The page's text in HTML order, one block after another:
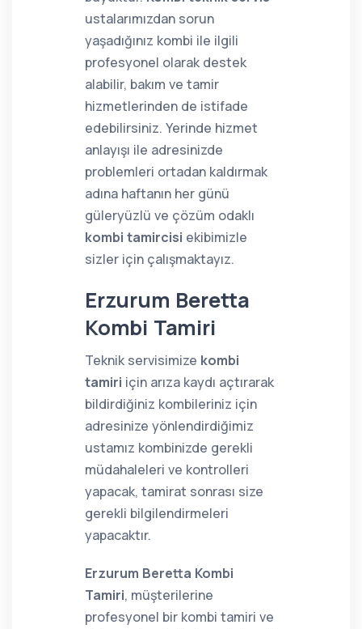
ustalarımızdan sorun
yaşadığınız kombi ile ilgili
profesyonel olarak destek
alabilir, bakım ve tamir
hizmetlerinden de istifade
edebilirsiniz. Yerinde hizmet
anlayışı ile adresinizde
problemleri ortadan kaldırmak
adına haftanın her günü
güleryüzlü ve çözüm odaklı
kombi tamircisi ekibimizle
sizler için çalışmaktayız.
Erzurum Beretta
Kombi Tamiri
Teknik servisimize kombi
tamiri için arıza kaydı açtırarak
bildirdiğiniz kombileriniz için
adresinize yönlendirdiğimiz
ustamız kombinizde gerekli
müdahaleleri ve kontrolleri
yapacak, tamirat sonrası size
gerekli bilgilendirmeleri
yapacaktır.
Erzurum Beretta Kombi
Tamiri, müşterilerine
profesyonel bir kombi tamiri ve